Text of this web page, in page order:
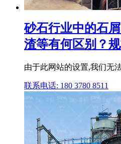
砂石行业中的石
渣等有何区别？
由于此网站的设置,我们无
联系电话: 180 3780 8511